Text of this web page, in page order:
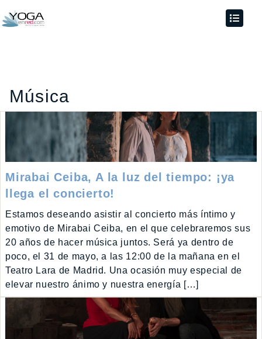
Música
Mirabai Ceiba, A la luz del tiempo: ¡ya
llega el concierto!
Estamos deseando asistir al concierto más íntimo y
emotivo de Mirabai Ceiba, en el que celebraremos sus
20 años de hacer música juntos. Será ya dentro de
poco, el 31 de mayo, a las 12:00 de la mañana en el
Teatro Lara de Madrid. Una ocasión muy especial de
elevar nuestro ánimo y nuestra energía […]